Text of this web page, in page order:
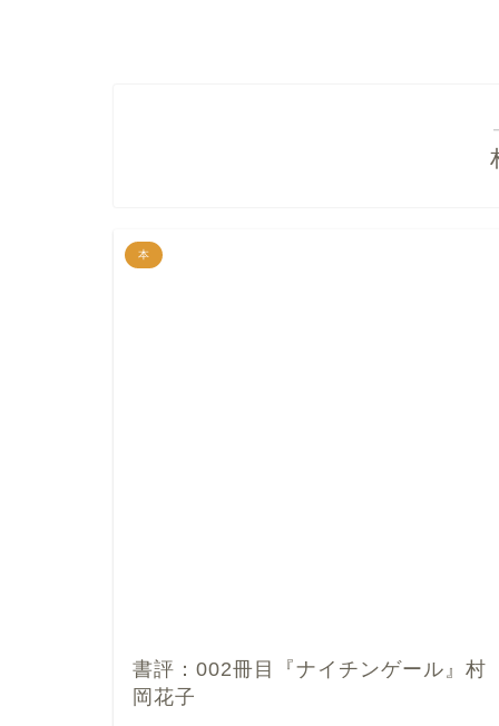
本
書評：002冊目『ナイチンゲール』村
岡花子